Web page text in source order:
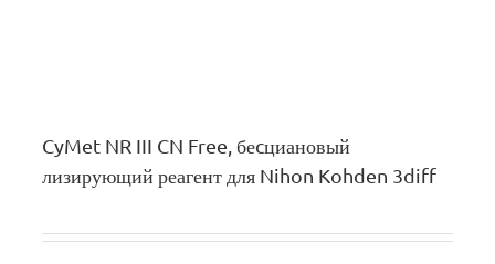
CyMet NR III CN Free, беcциановый
лизирующий реагент для Nihon Kohden 3diff